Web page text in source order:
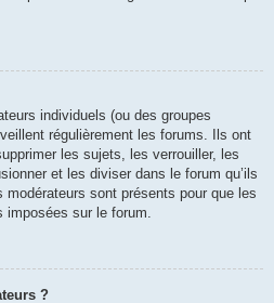
individuels (ou des groupes
régulièrement les forums. Ils ont
les sujets, les verrouiller, les
et les diviser dans le forum qu’ils
modérateurs sont présents pour que les
sur le forum.
?